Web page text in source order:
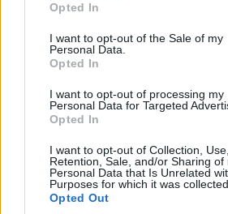
use your data for below specified
consent section.
Opted In
I want to opt-out of the Sale of my
Personal Data.
Opted In
I want to opt-out of processing my
Personal Data for Targeted
Opted In
I want to opt-out of Collection, Use,
Retention, Sale, and/or Sharing of
Personal Data that Is Unrelated
Purposes for which it was collected.
Opted Out
26/07/2026 - 10:57πμ